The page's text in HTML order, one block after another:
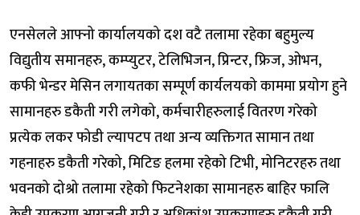
एनसेलले आफ्नो कार्यालयको दश वटै तलामा रहेका बहुमुल्य
विद्युतीय समानहरु, कम्प्युटर, टेलिभिजन, प्रिन्टर, फ्रिज, ओभन,
कफी भेन्डर मेसिन लगायतका सम्पूर्ण कार्यलयको काममा प्रयोग हुने
सामानहरु डकैती गरी लगेको, कर्मचारीहरुलाई वितरण गरेको
प्रत्येक लकर फोडी ल्यापटप तथा अन्य व्यक्तिगत सामान तथा
गहनाहरु डकैती गरेको, मिटिङ हलमा रहेको टिभी, मोनिटरहरु तथा
भवनको दोश्रो तलामा रहेको फिटनेशका सामानहरु बाहिर फालि